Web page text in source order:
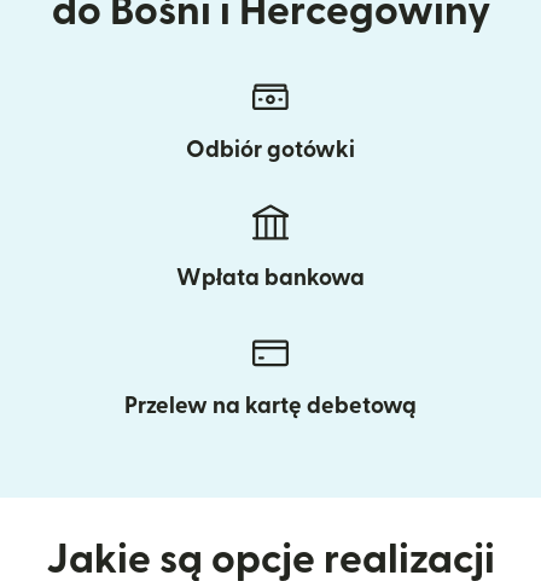
do Bośni i Hercegowiny
Odbiór gotówki
Wpłata bankowa
Przelew na kartę debetową
Jakie są opcje realizacji